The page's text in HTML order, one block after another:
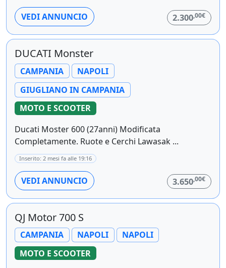
VEDI ANNUNCIO 2.300,00€
DUCATI Monster
CAMPANIA
NAPOLI
GIUGLIANO IN CAMPANIA
MOTO E SCOOTER
Ducati Moster 600 (27anni) Modificata
Completamente. Ruote e Cerchi Lawasak ...
Inserito: 2 mesi fa alle 19:16
VEDI ANNUNCIO 3.650,00€
QJ Motor 700 S
CAMPANIA NAPOLI
NAPOLI
MOTO E SCOOTER